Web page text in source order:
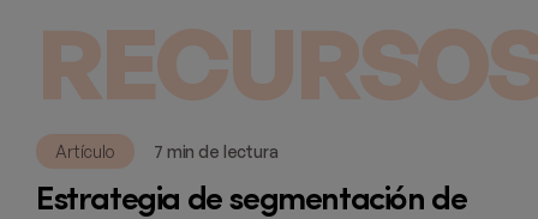
Artículo 7 min de lectura
Estrategia de segmentación de